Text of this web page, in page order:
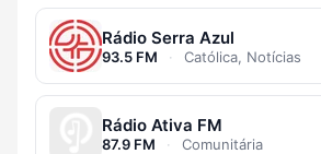
Rádio Serra Azul
93.5 FM · Católica, Notícias
Rádio Ativa FM
87.9 FM · Comunitária